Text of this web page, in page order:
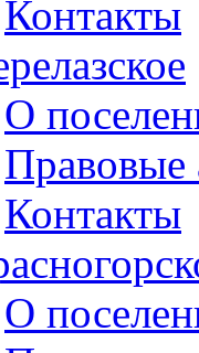
Контакты
О
Правовые
Контакты
О